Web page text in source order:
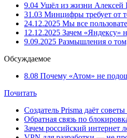
9.04 Ушёл из жизни Алексей
31.03 Минцифры требует от
24.12.2025 Мы все
12.12.2025 Зачем «Яндексу»
9.09.2025 Размышления о
Обсуждаемое
8.08 Почему «Атом» не
Почитать
Создатель Prisma даёт
Обратная связь по
Зачем российский интернет